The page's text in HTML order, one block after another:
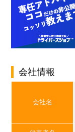
会社情報
会社名